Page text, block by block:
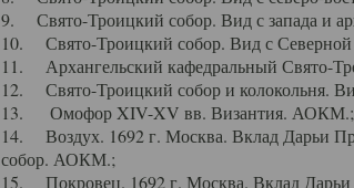
9. Свято-Троицкий собор. Вид с запада и
10. Свято-Троицкий собор. Вид с
11. Архангельский кафедральный Свято-
12. Свято-Троицкий собор и колокольня.
13. Омофор XIV-XV вв. Византия. АОКМ.;
14. Воздух. 1692 г. Москва. Вклад Дарьи
собор. АОКМ.;
15. Покровец. 1692 г. Москва. Вклад